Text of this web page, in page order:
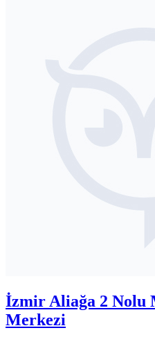
İzmir Aliağa 2 Nolu
Merkezi